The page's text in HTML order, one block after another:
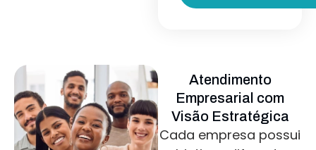
Atendimento
Empresarial com
Visão Estratégica
Cada empresa possui